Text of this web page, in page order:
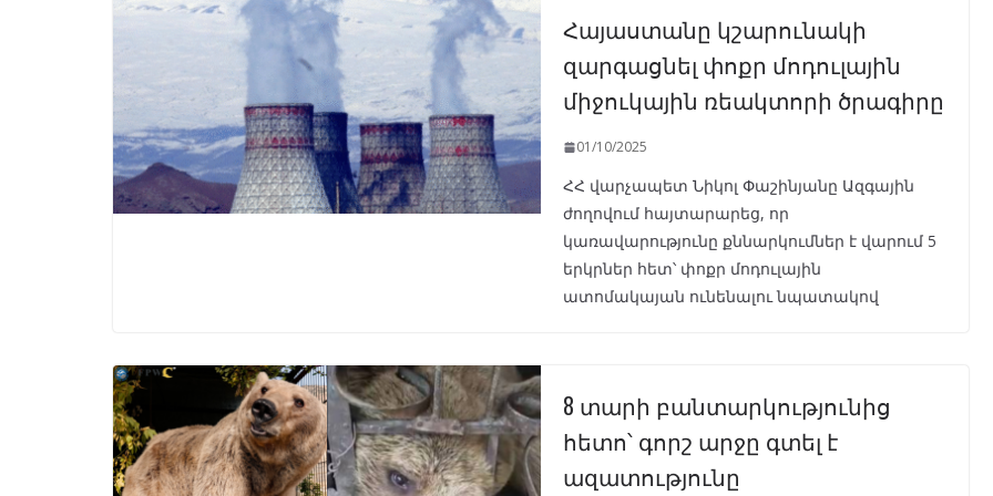
Հայաստանը կշարունակի
զարգացնել փոքր մոդուլային
միջուկային ռեակտորի ծրագիրը
01/10/2025
ՀՀ վարչապետ Նիկոլ Փաշինյանը Ազգային
ժողովում հայտարարեց, որ
կառավարությունը քննարկումներ է վարում 5
երկրներ հետ՝ փոքր մոդուլային
ատոմակայան ունենալու նպատակով
8 տարի բանտարկությունից
հետո՝ գորշ արջը գտել է
ազատությունը